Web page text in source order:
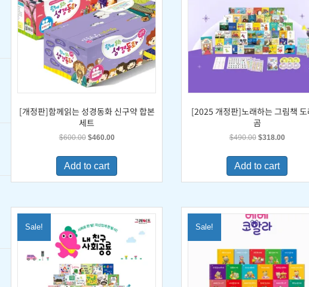
[개정판]함께읽는 성경동화 신구약 합본
세트
$600.00 Original
was:
$600.00.
$460.00Current
is:
Add to cart
[2025 개정판]노래하는 그림책 도
곰
$490.00 Original
was:
$490.00.
$318.00Current
is:
Add to cart
Sale! Sale!